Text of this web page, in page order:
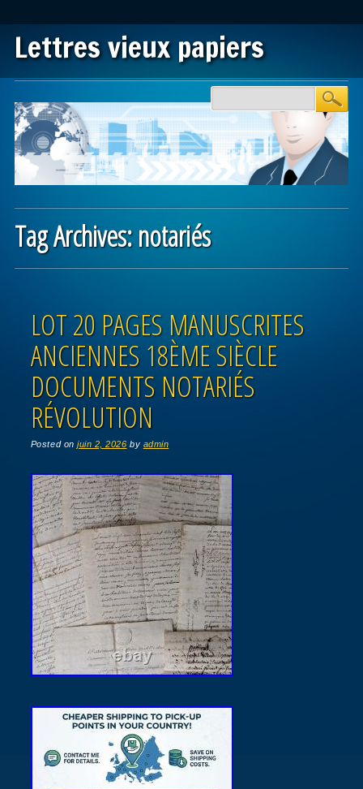
Lettres vieux papiers
Main menu
Tag Archives:notariés
LOT 20 PAGES MANUSCRITES
ANCIENNES 18ÈME SIÈCLE
DOCUMENTS NOTARIÉS
RÉVOLUTION
Posted onjuin 2, 2026 by admin